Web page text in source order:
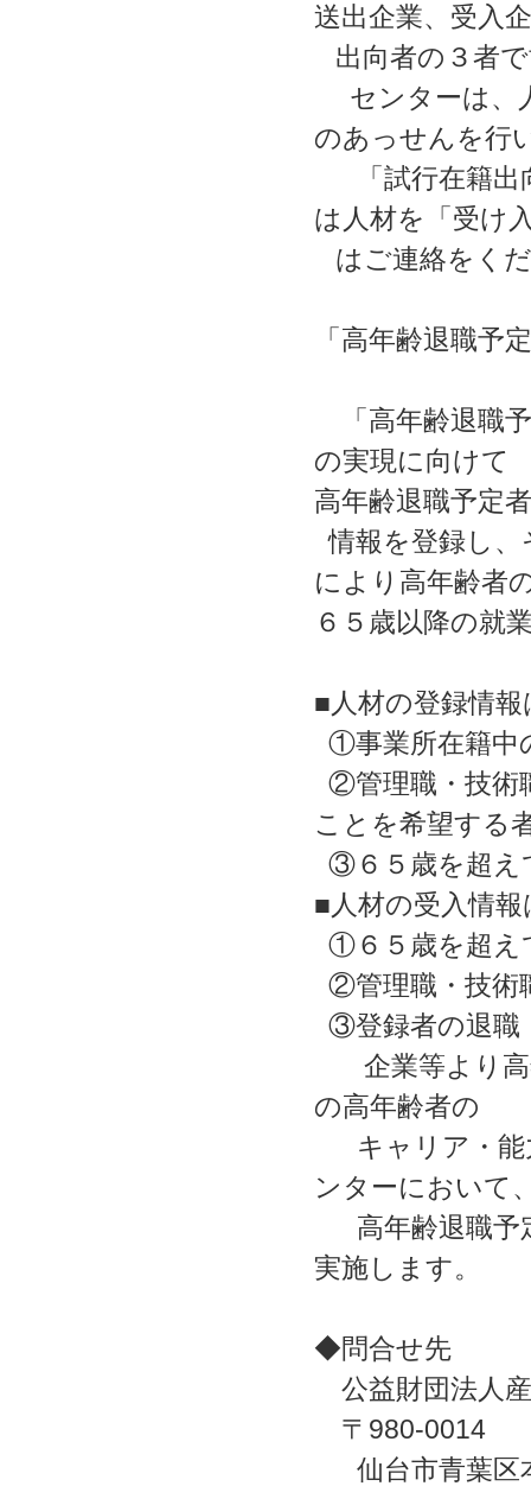
送出企業、受入
出向者の３者
センターは、
のあっせんを行
「試行在籍出
は人材を「受け
はご連絡をく
「高年齢退職予
「高年齢退職
の実現に向けて
高年齢退職予定
情報を登録し
により高年齢者
６５歳以降の就
■人材の登録情
①事業所在籍中
②管理職・技術
ことを希望する
③６５歳を超え
■人材の受入情
①６５歳を超え
②管理職・技術
③登録者の退職
企業等より高
の高年齢者の
キャリア・能
ンターにおいて
高年齢退職予
実施します。
◆問合せ先
公益財団法人
〒980-0014
仙台市青葉区